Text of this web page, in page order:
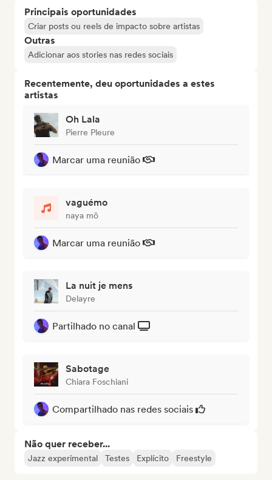
Principais oportunidades
Criar posts ou reels de impacto sobre artistas
Outras
Adicionar aos stories nas redes sociais
Recentemente, deu oportunidades a estes
artistas
Oh Lala
Pierre Pleure
Marcar uma reunião
vaguémo
naya mö
Marcar uma reunião
La nuit je mens
Delayre
Partilhado no canal
Sabotage
Chiara Foschiani
Compartilhado nas redes sociais
Não quer receber...
Jazz experimental Testes Explícito Freestyle